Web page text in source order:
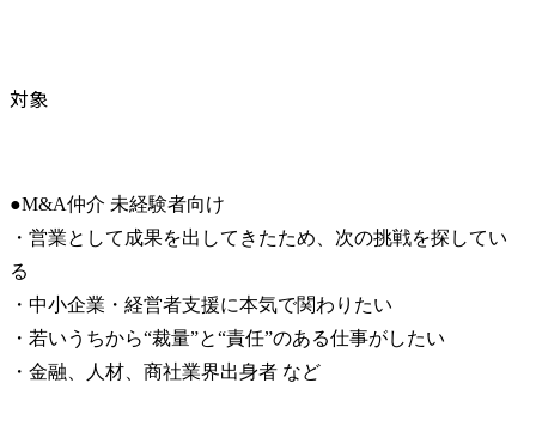
対象
●M&A仲介 未経験者向け
・営業として成果を出してきたため、次の挑戦を探してい
る
・中小企業・経営者支援に本気で関わりたい
・若いうちから“裁量”と“責任”のある仕事がしたい
・金融、人材、商社業界出身者 など